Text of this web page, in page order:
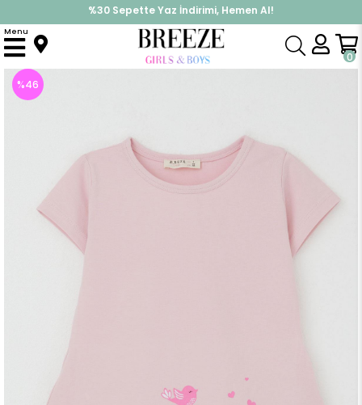
%30 Sepette Yaz İndirimi, Hemen Al!
İndirimlere ek %10 İndirimi Kap, Hemen Üye Ol!
0
Menu
Anasayfa Tunik Kız Çocuk Tunik Elbise Dostluk Temalı Prenses Kedicik Baskılı Pembe (1.5-3 Yaş)
%46